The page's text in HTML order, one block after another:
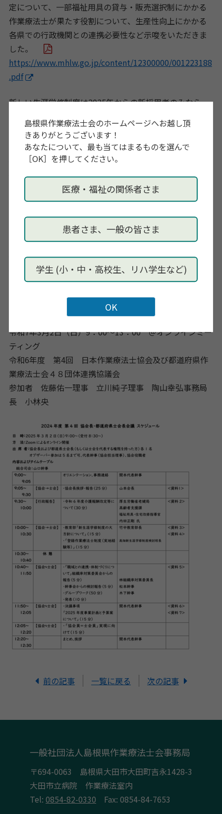
島根県作業療法士会のホームページへお越し頂
きありがとうございます！
あなたについて、最も当てはまるものを選んで
［OK］を押してください。
医療・福祉の関係者さま
患者さま、一般の皆さま
学生 (小・中・高校生、リハ学生など)
定について、一部福祉用具の貸与・販売選択制にかかる
作業療法士が果たす役割について、生産性向上にかかる
各県での行政機関との連携必要性など示唆をいただきま
した。
https://www.mhlw.go.jp/content/12300000/001223188
.pdf
新しい生涯学修制度は2025年からの新採用者のみなら
おかなくてはならないことなど改めて士会会員へ周知す
べきことを確認することができました。
https://www.jaot.or.jp/continuing_education/shinsyog
士会活動の活性化、協会・士会組織率向上に向けて職場
作業療法士会で取り組むべき多くの示唆をグループワー
クの中から得ることができました。
news2024/2024-12.pdf
今後の島根県での取り組み実践に活かして参ります。
令和7年3月2日（日）9：00〜13：00 ＠オンラインミー
ティング
令和6年度 第4回 日本作業療法士協会及び都道府県作
業療法士会４８団体連携協議会
参加者 佐藤佑一理事 立川純子理事 陶山幸弘事務局
長 小林央
前の記事 一覧に戻る 次の記事
一般社団法人島根県作業療法士会事務局
〒694-0063 島根県大田市大田町吉永1428-3
大田市立病院 作業療法室内
Tel: 0854-82-0330 Fax: 0854-84-7653